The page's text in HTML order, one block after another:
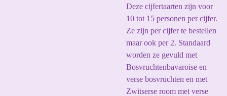
Deze cijfertaarten zijn voor
10 tot 15 personen per cijfer.
Ze zijn per cijfer te bestellen
maar ook per 2. Standaard
worden ze gevuld met
Bosvruchtenbavaroise en
verse bosvruchten en met
Zwitserse room met verse